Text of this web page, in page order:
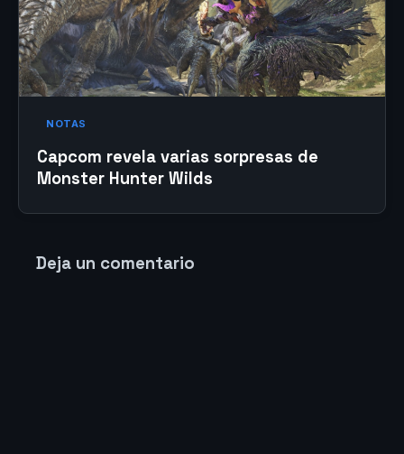
NOTAS
Capcom revela varias sorpresas de
Monster Hunter Wilds
Deja un comentario